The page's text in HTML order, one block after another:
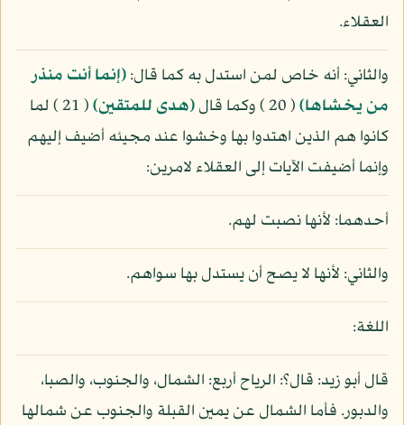
العقلاء.
والثاني: أنه خاص لمن استدل به كما قال:(إنما أنت منذر
من يخشاها)( 20 ) وكما قال (هدى للمتقين)
( 21 ) لما
كانوا هم الذين اهتدوا بها وخشوا عند مجيئه أضيف إليهم
وإنما أضيفت الآيات إلى العقلاء لامرين:
أحدهما: لأنها نصبت لهم.
والثاني: لأنها لا يصح أن يستدل بها سواهم.
اللغة:
قال أبو زيد: قال؟: الرياح أربع: الشمال، والجنوب، والصبا،
والدبور. فأما الشمال عن يمين القبلة والجنوب عن شمالها